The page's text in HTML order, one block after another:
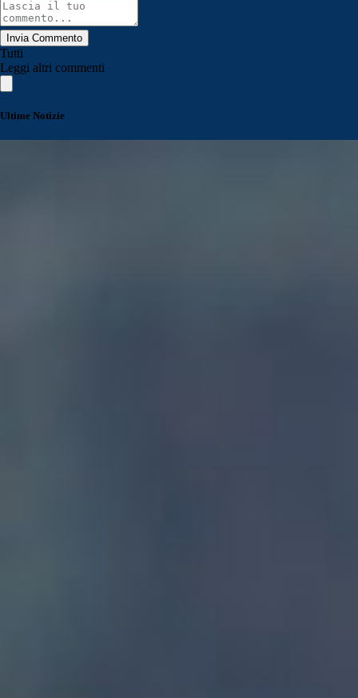
Invia Commento
Tutti
Leggi altri commenti
Ultime Notizie